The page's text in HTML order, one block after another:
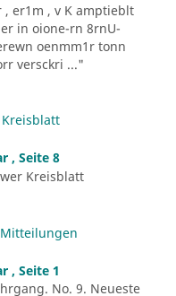
, er1m , v K amptieblt
in oione-rn 8rnU-
oenmm1r tonn
versckri ..."
, Seite 8
Kreisblatt
, Seite 1
No. 9. Neueste